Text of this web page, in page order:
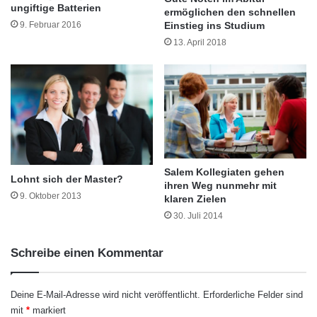
Die Teilnahme am Informationstag ist
kostenlos. Auch für das leibliche Wohl ist
gesorgt. Anmeldeformulare sowie das
Programm der Veranstaltung sind im Internet
auf www.sgd.de/fernstudientag und www.wb-
fernstudium.de/fernstudientag zu finden oder
gebührenfrei unter 0800-806 60 00 (SGD)
Hochschule) erhältlich.
n
e
u
g
n
a
c
n
ungiftige Batterien
9. Februar 2016
ermöglichen den schnellen
Einstieg ins Studium
13. April 2018
Lohnt sich der Master?
9. Oktober 2013
Salem Kollegiaten gehen
ihren Weg nunmehr mit
klaren Zielen
30. Juli 2014
Schreibe einen Kommentar
Deine E-Mail-Adresse wird nicht veröffentlicht. Erforderliche Felder sind
mit * markiert